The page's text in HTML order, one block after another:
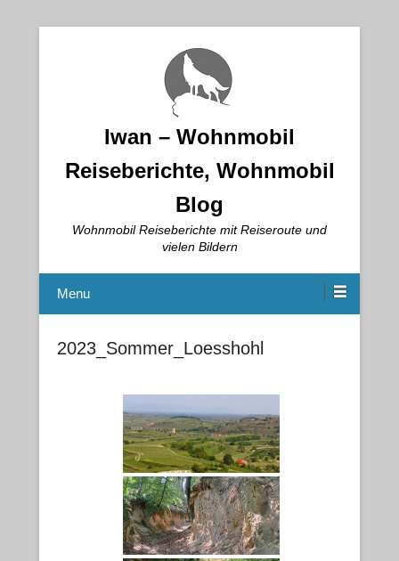
Iwan – Wohnmobil
Reiseberichte, Wohnmobil
Blog
Wohnmobil Reiseberichte mit Reiseroute und
vielen Bildern
Menu
2023_Sommer_Loesshohl